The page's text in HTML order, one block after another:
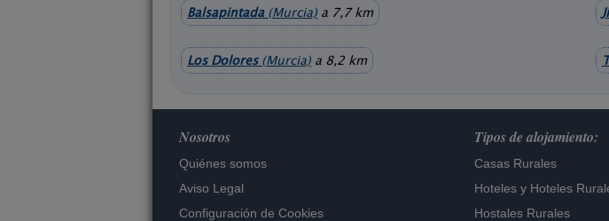
Balsapintada(Murcia) a 7,7 km
Los Dolores(Murcia) a 8,2 km
Nosotros
Quiénes somos
Aviso Legal
Configuración de Cookies
Tipos de alojamiento:
Casas Rurales
Hoteles y Hoteles
Hostales Rurales